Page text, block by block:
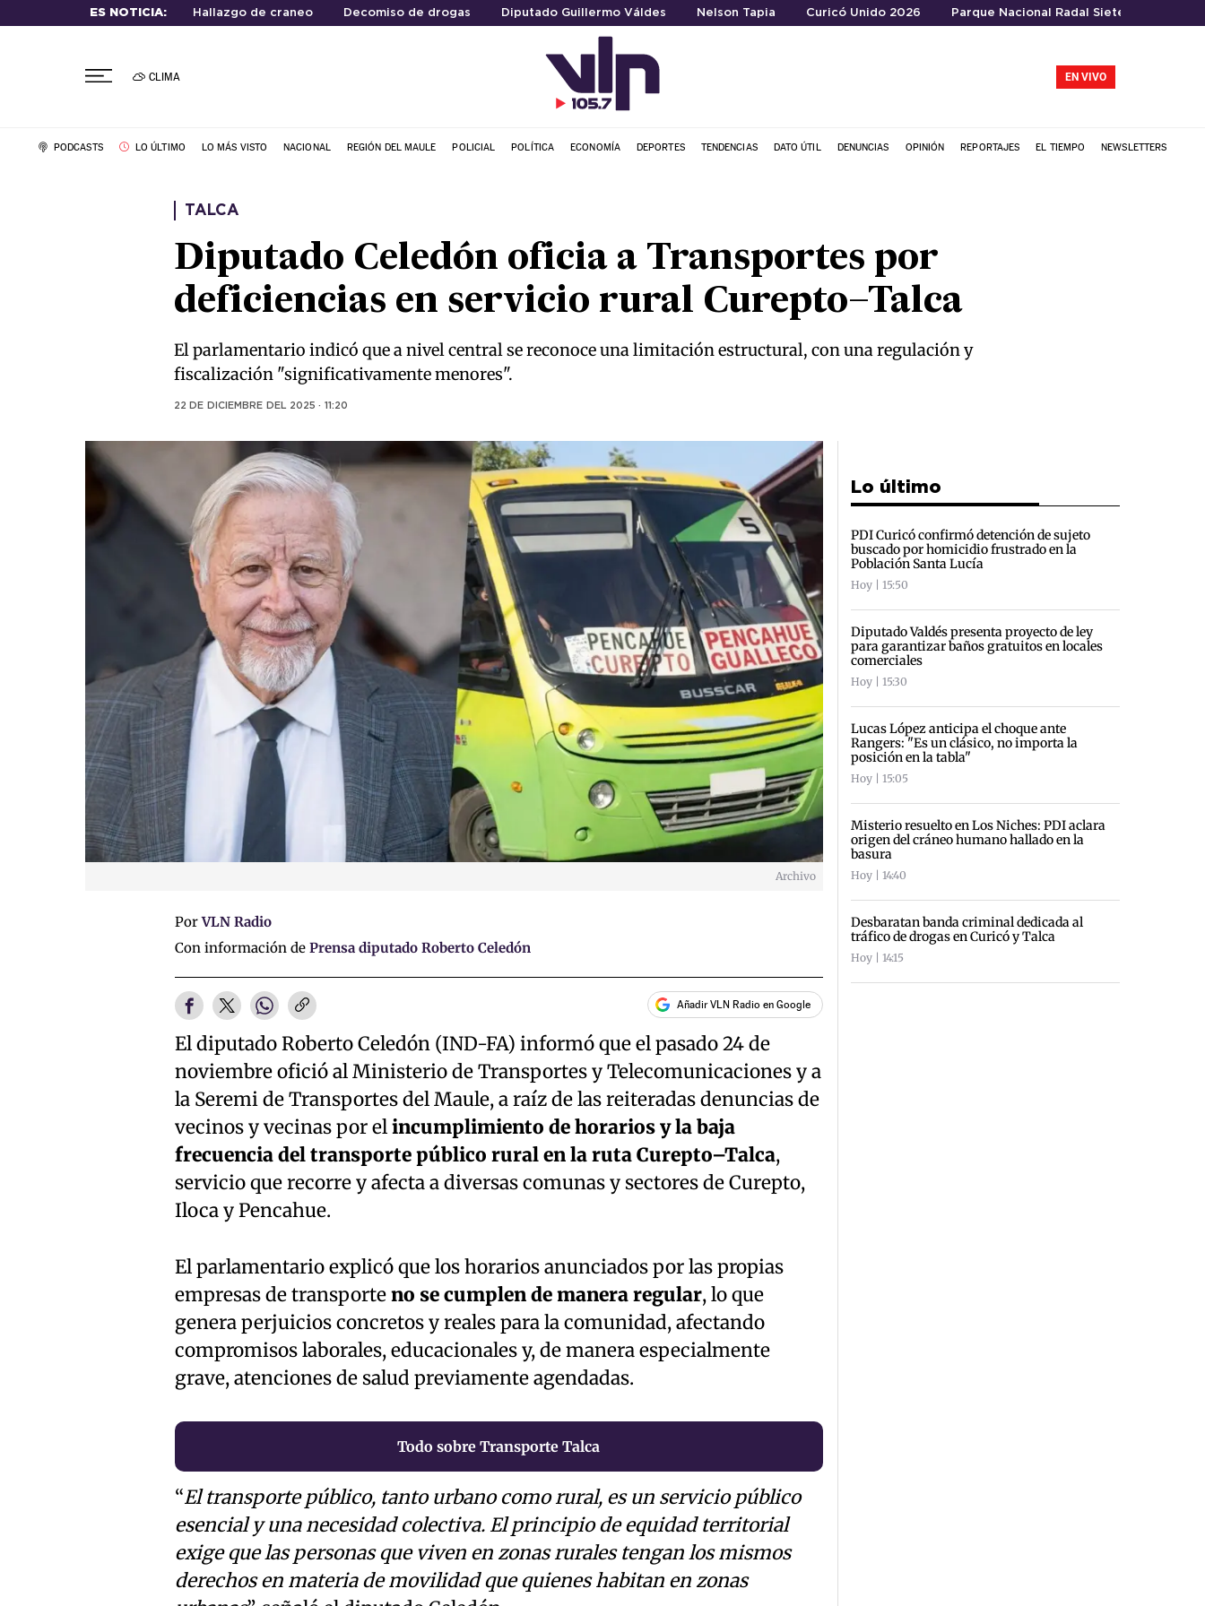
ES NOTICIA: Hallazgo de craneo Decomiso de drogas Diputado Guillermo Váldes Nelson Tapia Curicó Unido 2026 Parque Nacional Radal Siete Tazas
CLIMA EN VIVO
PODCASTS LO ÚLTIMO LO MÁS VISTO NACIONAL REGIÓN DEL MAULE POLICIAL POLÍTICA ECONOMÍA DEPORTES TENDENCIAS DATO ÚTIL DENUNCIAS OPINIÓN REPORTAJES EL TIEMPO NEWSLETTERS
TALCA
Diputado Celedón oficia a Transportes por
deficiencias en servicio rural Curepto–Talca
El parlamentario indicó que a nivel central se reconoce una limitación estructural, con una regulación y
fiscalización "significativamente menores".
22 DE DICIEMBRE DEL 2025 · 11:20
Archivo
PorVLN Radio
Con información de Prensa diputado Roberto Celedón
Añadir VLN Radio en Google
El diputado Roberto Celedón (IND-FA) informó que el pasado 24 de
noviembre ofició al Ministerio de Transportes y Telecomunicaciones y a
la Seremi de Transportes del Maule, a raíz de las reiteradas denuncias de
vecinos y vecinas por elincumplimiento de horarios y la baja
frecuencia del transporte público rural en la ruta Curepto–Talca,
servicio que recorre y afecta a diversas comunas y sectores de Curepto,
Iloca y Pencahue.
El parlamentario explicó que los horarios anunciados por las propias
empresas de transporteno se cumplen de manera regular, lo que
genera perjuicios concretos y reales para la comunidad, afectando
compromisos laborales, educacionales y, de manera especialmente
grave, atenciones de salud previamente agendadas.
Todo sobre Transporte Talca
“El transporte público, tanto urbano como rural, es un servicio público
esencial y una necesidad colectiva. El principio de equidad territorial
exige que las personas que viven en zonas rurales tengan los mismos
derechos en materia de movilidad que quienes habitan en zonas
Lo último
PDI Curicó confirmó detención de sujeto
buscado por homicidio frustrado en la
Población Santa Lucía
Hoy | 15:50
Diputado Valdés presenta proyecto de ley
para garantizar baños gratuitos en locales
comerciales
Hoy | 15:30
Lucas López anticipa el choque ante
Rangers: "Es un clásico, no importa la
posición en la tabla"
Hoy | 15:05
Misterio resuelto en Los Niches: PDI aclara
origen del cráneo humano hallado en la
basura
Hoy | 14:40
Desbaratan banda criminal dedicada al
tráfico de drogas en Curicó y Talca
Hoy | 14:15